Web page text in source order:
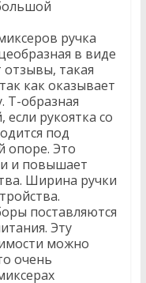
ручка
в виде
отзывы, такая
как оказывает
Т-образная
рукоятка со
под
опоре. Это
и повышает
Ширина ручки
поставляются
Эту
можно
очень